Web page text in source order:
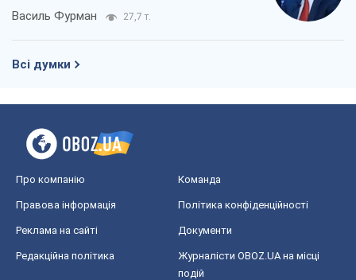
Василь Фурман 27,7 т.
Всі думки
Про компанію Команда
Правова інформація Політика конфіденційності
Реклама на сайті Документи
Редакційна політика
Журналісти OBOZ.UA на місці
подій